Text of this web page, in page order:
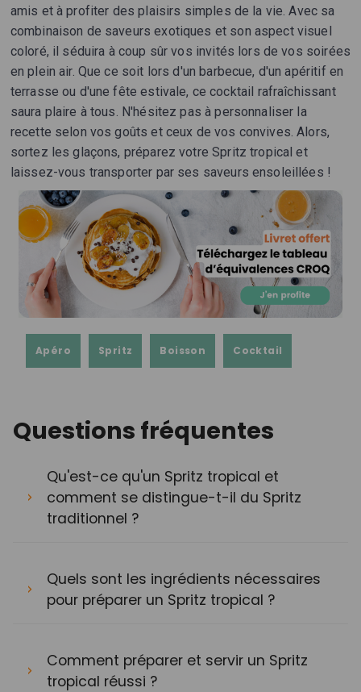
amis et à profiter des plaisirs simples de la vie. Avec sa
combinaison de saveurs exotiques et son aspect visuel
coloré, il séduira à coup sûr vos invités lors de vos soirées
en plein air. Que ce soit lors d'un barbecue, d'un apéritif en
terrasse ou d'une fête estivale, ce cocktail rafraîchissant
saura plaire à tous. N'hésitez pas à personnaliser la
recette selon vos goûts et ceux de vos convives. Alors,
sortez les glaçons, préparez votre Spritz tropical et
laissez-vous transporter par ses saveurs ensoleillées !
Apéro Spritz Boisson Cocktail
Questions fréquentes
Qu'est-ce qu'un Spritz tropical et
comment se distingue-t-il du Spritz
traditionnel ?
Quels sont les ingrédients nécessaires
pour préparer un Spritz tropical ?
Comment préparer et servir un Spritz
tropical réussi ?